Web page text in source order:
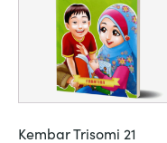
Kembar Trisomi 21